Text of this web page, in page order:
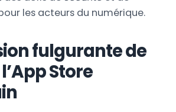
les acteurs du numérique.
fulgurante de
Store